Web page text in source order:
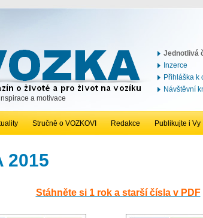
a motivace
Jednotlivá
Inzerce
Přihláška k
Návštěvní
Stručně o VOZKOVI Redakce Publikujte i Vy
2015
Stáhněte si 1 rok a starší čísla v PDF